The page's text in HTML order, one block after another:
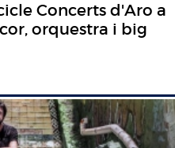
Concerts d'Aro a
orquestra i big